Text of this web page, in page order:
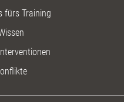
fürs Training